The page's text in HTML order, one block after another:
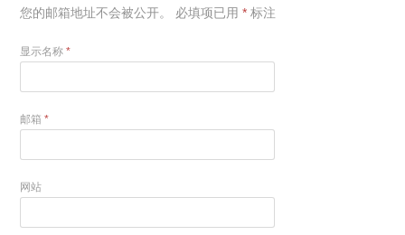
您的邮箱地址不会被公开。 必填项已用* 标注
显示名称*
邮箱*
网站